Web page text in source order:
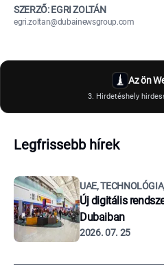
SZERZŐ: EGRI ZOLTÁN
egri.zoltan@dubainewsgroup.com
Az ön
3. Hirdetéshely
Legfrissebb hírek
UAE,
Új digitális
Dubaiban
2026. 07. 25